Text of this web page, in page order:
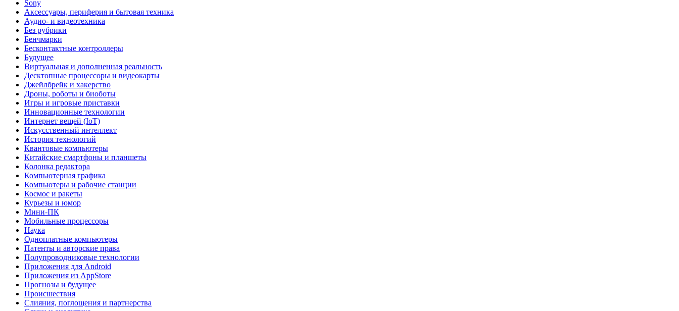
Sony
Аксессуары, периферия и бытовая техника
Аудио- и видеотехника
Без рубрики
Бенчмарки
Бесконтактные контроллеры
Будущее
Виртуальная и дополненная реальность
Десктопные процессоры и видеокарты
Джейлбрейк и хакерство
Дроны, роботы и биоботы
Игры и игровые приставки
Инновационные технологии
Интернет вещей (IoT)
Искусственный интеллект
История технологий
Квантовые компьютеры
Китайские смартфоны и планшеты
Колонка редактора
Компьютерная графика
Компьютеры и рабочие станции
Космос и ракеты
Курьезы и юмор
Мини-ПК
Мобильные процессоры
Наука
Одноплатные компьютеры
Патенты и авторские права
Полупроводниковые технологии
Приложения для Android
Приложения из AppStore
Прогнозы и будущее
Происшествия
Слияния, поглощения и партнерства